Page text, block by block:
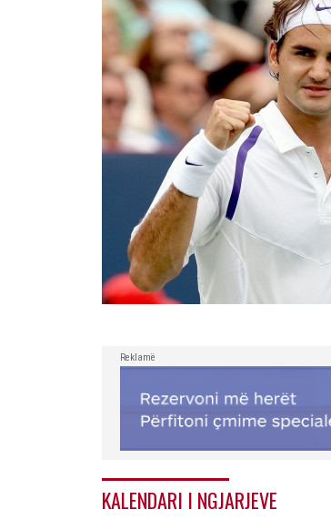
Reklamë
KALENDARI I NGJARJEVE